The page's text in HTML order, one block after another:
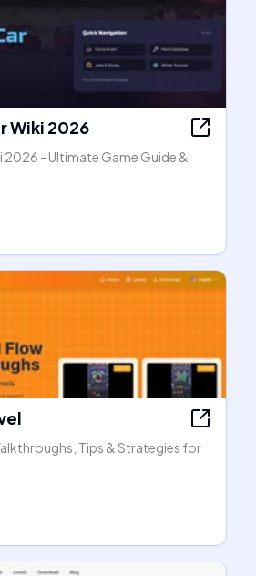
Wiki 2026
2026 - Ultimate Game Guide &
Tips & Strategies for